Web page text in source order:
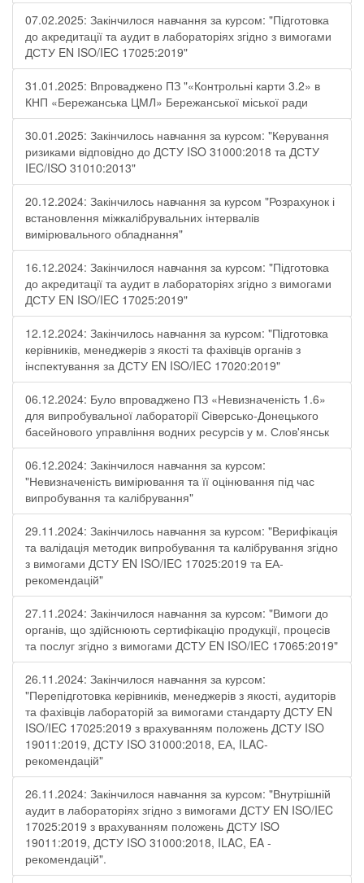
07.02.2025: Закінчилося навчання за курсом: "Підготовка
до акредитації та аудит в лабораторіях згідно з вимогами
ДСТУ EN ISO/IEC 17025:2019"
31.01.2025: Впроваджено ПЗ "«Контрольні карти 3.2» в
КНП «Бережанська ЦМЛ» Бережанської міської ради
30.01.2025: Закінчилось навчання за курсом: "Керування
ризиками відповідно до ДСТУ ISO 31000:2018 та ДСТУ
IEC/ISO 31010:2013"
20.12.2024: Закінчилось навчання за курсом "Розрахунок і
встановлення міжкалібрувальних інтервалів
вимірювального обладнання"
16.12.2024: Закінчилося навчання за курсом: "Підготовка
до акредитації та аудит в лабораторіях згідно з вимогами
ДСТУ EN ISO/IEC 17025:2019"
12.12.2024: Закінчилось навчання за курсом: "Підготовка
керівників, менеджерів з якості та фахівців органів з
інспектування за ДСТУ EN ISO/IEC 17020:2019"
06.12.2024: Було впроваджено ПЗ «Невизначеність 1.6»
для випробувальної лабораторії Cіверсько-Донецького
басейнового управління водних ресурсів у м. Слов'янськ
06.12.2024: Закінчилося навчання за курсом:
"Невизначеність вимірювання та її оцінювання під час
випробування та калібрування"
29.11.2024: Закінчилось навчання за курсом: "Верифікація
та валідація методик випробування та калібрування згідно
з вимогами ДСТУ EN ISO/IEC 17025:2019 та ЕА-
рекомендацій"
27.11.2024: Закінчилося навчання за курсом: "Вимоги до
органів, що здійснюють сертифікацію продукції, процесів
та послуг згідно з вимогами ДСТУ EN ISO/IEC 17065:2019"
26.11.2024: Закінчилося навчання за курсом:
"Перепідготовка керівників, менеджерів з якості, аудиторів
та фахівців лабораторій за вимогами стандарту ДСТУ EN
ISO/IEC 17025:2019 з врахуванням положень ДСТУ ISO
19011:2019, ДСТУ ISO 31000:2018, ЕА, ILAC-
рекомендацій"
26.11.2024: Закінчилося навчання за курсом: "Внутрішній
аудит в лабораторіях згідно з вимогами ДСТУ EN ISO/IEC
17025:2019 з врахуванням положень ДСТУ ISO
19011:2019, ДСТУ ISO 31000:2018, ILAC, EA -
рекомендацій".